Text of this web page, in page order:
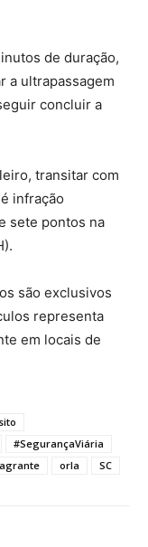
de duração,
a ultrapassagem
concluir a
transitar com
infração
sete pontos na
são exclusivos
representa
em locais de
#SegurançaViária
orla SC